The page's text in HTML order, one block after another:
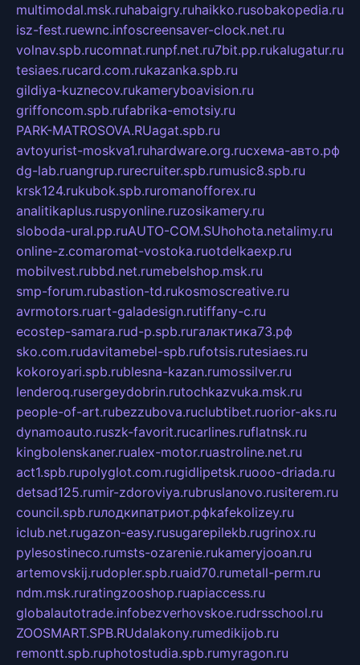
multimodal.msk.ruhabaigry.ruhaikko.rusobakopedia.ru
isz-fest.ruewnc.infoscreensaver-clock.net.ru
volnav.spb.rucomnat.runpf.net.ru7bit.pp.rukalugatur.ru
tesiaes.rucard.com.rukazanka.spb.ru
gildiya-kuznecov.rukameryboavision.ru
griffoncom.spb.rufabrika-emotsiy.ru
PARK-MATROSOVA.RUagat.spb.ru
avtoyurist-moskva1.ruhardware.org.ruсхема-авто.рф
dg-lab.ruangrup.rurecruiter.spb.rumusic8.spb.ru
krsk124.rukubok.spb.ruromanofforex.ru
analitikaplus.ruspyonline.ruzosikamery.ru
sloboda-ural.pp.ruAUTO-COM.SUhohota.netalimy.ru
online-z.comaromat-vostoka.ruotdelkaexp.ru
mobilvest.rubbd.net.rumebelshop.msk.ru
smp-forum.rubastion-td.rukosmoscreative.ru
avrmotors.ruart-galadesign.rutiffany-c.ru
ecostep-samara.rud-p.spb.ruгалактика73.рф
sko.com.rudavitamebel-spb.rufotsis.rutesiaes.ru
kokoroyari.spb.rublesna-kazan.rumossilver.ru
lenderoq.rusergeydobrin.rutochkazvuka.msk.ru
people-of-art.rubezzubova.ruclubtibet.ruorior-aks.ru
dynamoauto.ruszk-favorit.rucarlines.ruflatnsk.ru
kingbolenskaner.rualex-motor.ruastroline.net.ru
act1.spb.rupolyglot.com.rugidlipetsk.ruooo-driada.ru
detsad125.rumir-zdoroviya.rubruslanovo.rusiterem.ru
council.spb.ruлодкипатриот.рфkafekolizey.ru
iclub.net.rugazon-easy.rusugarepilekb.rugrinox.ru
pylesostineco.rumsts-ozarenie.rukameryjooan.ru
artemovskij.rudopler.spb.ruaid70.rumetall-perm.ru
ndm.msk.ruratingzooshop.ruapiaccess.ru
globalautotrade.infobezverhovskoe.rudrsschool.ru
ZOOSMART.SPB.RUdalakony.rumedikijob.ru
remontt.spb.ruphotostudia.spb.rumyragon.ru